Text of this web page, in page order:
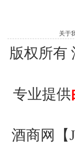
关于
版权所有
专业提供
酒商网【